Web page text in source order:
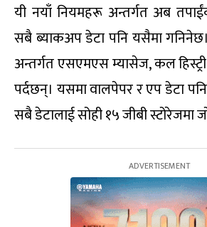
यी नयाँ नियमहरू अन्तर्गत अब
सबै ब्याकअप डेटा पनि यसैमा
अन्तर्गत एसएमएस म्यासेज, कल
पर्दछन्। यसमा वालपेपर र एप डेटा
सबै डेटालाई सोही १५ जीबी स्टोरेजमा